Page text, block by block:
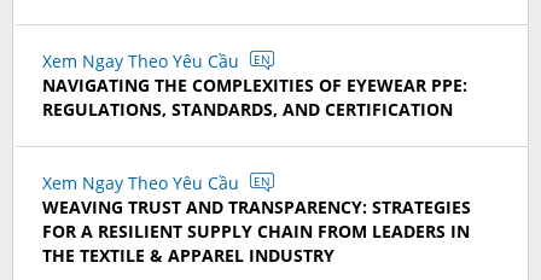
Xem Ngay Theo Yêu Cầu EN
NAVIGATING THE COMPLEXITIES OF EYEWEAR PPE:
REGULATIONS, STANDARDS, AND CERTIFICATION
Xem Ngay Theo Yêu Cầu EN
WEAVING TRUST AND TRANSPARENCY: STRATEGIES
FOR A RESILIENT SUPPLY CHAIN FROM LEADERS IN
THE TEXTILE & APPAREL INDUSTRY